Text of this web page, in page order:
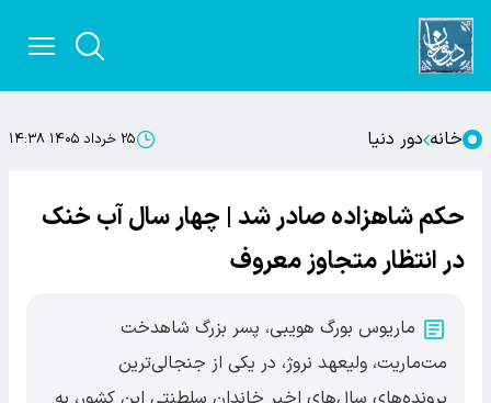
خانه دور دنیا ۲۵ خرداد ۱۴۰۵ ۱۴:۳۸
حکم شاهزاده صادر شد | چهار سال آب خنک
در انتظار متجاوز معروف
ماریوس بورگ هویبی، پسر بزرگ شاهدخت
مت‌ماریت، ولیعهد نروژ، در یکی از جنجالی‌ترین